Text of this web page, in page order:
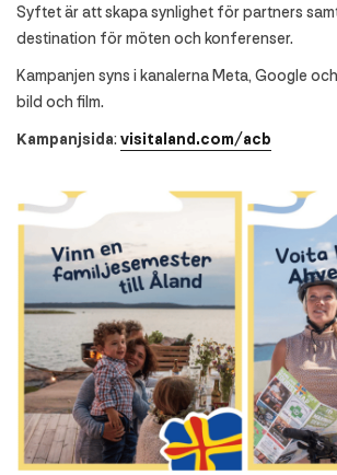
Syftet är att skapa synlighet för partners
destination för möten och konferenser.
Kampanjen syns i kanalerna Meta, Google
bild och film.
Kampanjsida: visitaland.com/acb